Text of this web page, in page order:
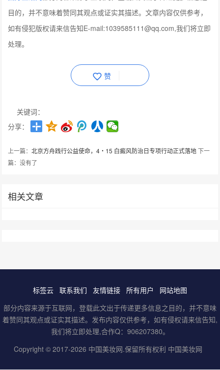
目的，并不意味着赞同其观点或证实其描述。文章内容仅供参考，
如有侵犯版权请来信告知E-mail:1039585111@qq.com,我们将立即
处理。
赞
关键词：
分享：
上一篇：北京方舟践行公益使命，4・15 白癜风防治日专项行动正式落地下一
篇：没有了
相关文章
标签云 联系我们 友情链接 所有用户
网站地图
部分内容来源于互联网，登载此文出于传递更多信息之目的，并不意味
着赞同其观点或证实其描述。发布内容仅供参考，如有侵权请来信告知,
我们将立即处理,合作Q：906207380。
Copyright © 2017-2026 中国美妆网.保留所有权利 中国美妆网